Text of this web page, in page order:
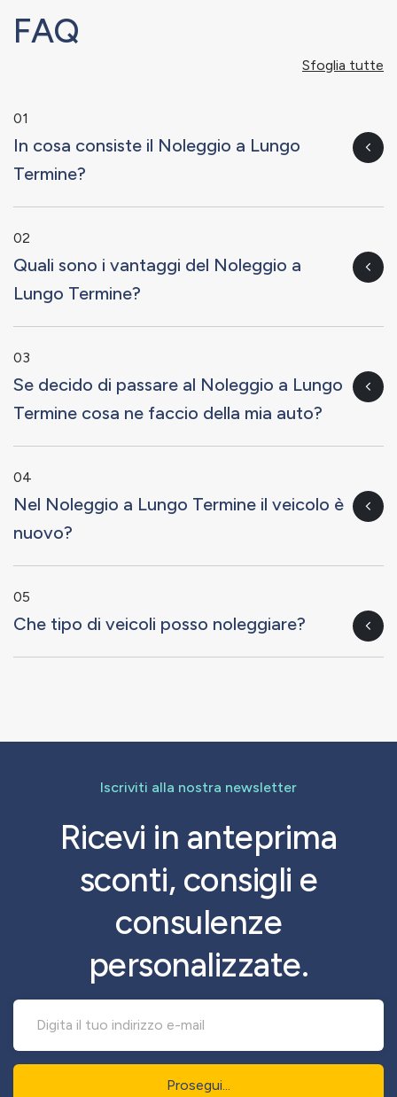
FAQ
Sfoglia tutte
01
In cosa consiste il Noleggio a Lungo
Termine?
02
Quali sono i vantaggi del Noleggio a
Lungo Termine?
03
Se decido di passare al Noleggio a Lungo
Termine cosa ne faccio della mia auto?
04
Nel Noleggio a Lungo Termine il veicolo è
nuovo?
05
Che tipo di veicoli posso noleggiare?
Iscriviti alla nostra newsletter
Ricevi in anteprima
sconti, consigli e
consulenze
personalizzate.
Prosegui...